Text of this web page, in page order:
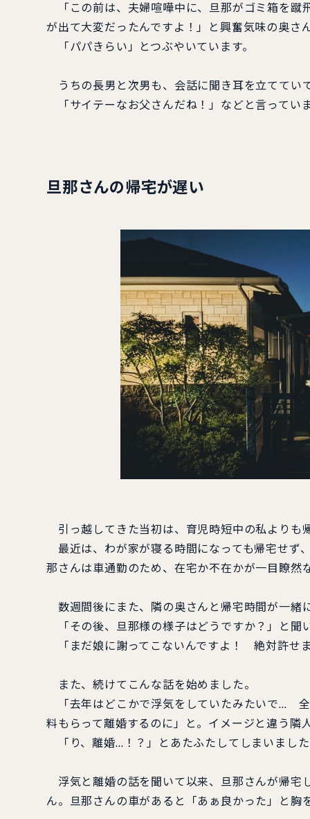
「この前は、夫婦喧嘩中に、旦那がゴミ箱を蹴
が出て大変だったんですよ！」と興奮気味の奥
「パパきらい」とつぶやいています。
うちの長男と次男も、会話に聞き耳を立ててい
「サイテーなお父さんだね！」などと言ってい
旦那さんの帰宅が遅い
引っ越してきた当初は、育児時短中の私よりも
最近は、わが家が寝る時間になっても帰宅せず
那さんは車通勤のため、在宅か不在かが一目瞭然
数週間後にまた、隣の奥さんと帰宅時間が一緒
「その後、旦那様の様子はどうですか？」と聞
「まだ娘に謝ってこないんですよ！ 絶対許せ
また、続けてこんな話を始めました。
「去年はどこかで浮気をしていたみたいで… 全
料もらって離婚するのに」と。イメージと違う隣
「り、離婚…！？」とあたふたしてしまいまし
浮気と離婚の話を聞いて以来、旦那さんが帰宅
ん。旦那さんの車があると「あぁ良かった」と